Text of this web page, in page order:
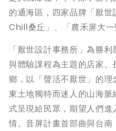
的通海區，四家品牌「厭
Chill桑丘」、「農禾屏大一
「厭世設計事務所」為勝
與體驗課程為主題的店家
鄉，以「聲活不厭世」的
東土地獨特而迷人的山海
式呈現給民眾，期望人們
情。音屏計畫首部曲與台